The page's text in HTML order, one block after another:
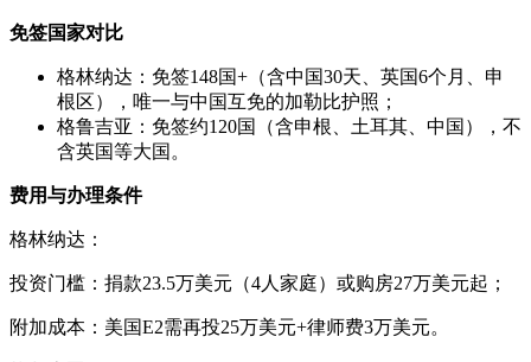
免签国家对比
格林纳达：免签148国+（含中国30天、英国6个月、申
根区），唯一与中国互免的加勒比护照；
格鲁吉亚：免签约120国（含申根、土耳其、中国），不
含英国等大国。
费用与办理条件
格林纳达：
投资门槛：捐款23.5万美元（4人家庭）或购房27万美元起；
附加成本：美国E2需再投25万美元+律师费3万美元。